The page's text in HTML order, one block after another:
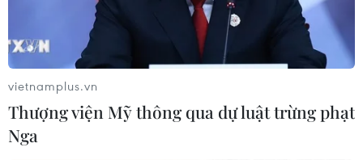
Động lực mới cho hợp tác thương
mại Việt Nam-Australia
08/08/2026 12:20
Mỹ chi hơn 2 tỷ USD thúc đẩy ngành
pin và khoáng sản nội địa
vietnamplus.vn
Thượng viện Mỹ thông qua dự luật trừng phạt
Nga